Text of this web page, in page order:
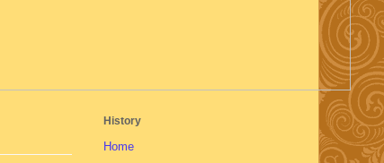
History
Home